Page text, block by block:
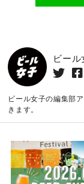
ビー
ビール女子の編集部
きます。